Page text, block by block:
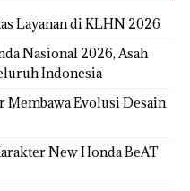
Layanan di KLHN 2026
Nasional 2026, Asah
Indonesia
Membawa Evolusi Desain
New Honda BeAT